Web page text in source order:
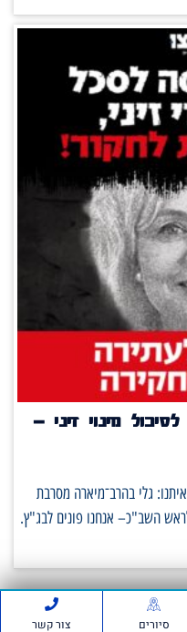
מינוי זיני –
גלי בהרב־מיארה מסרבת
השב"כ– אנחנו פונים לבג"ץ.
סיורים צור קשר